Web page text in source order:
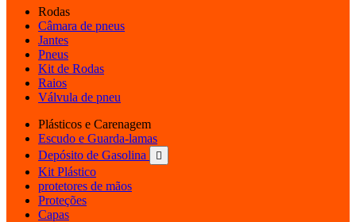
Rodas
Câmara de pneus
Jantes
Pneus
Kit de Rodas
Raios
Válvula de pneu
Plásticos e Carenagem
Escudo e Guarda-lamas
Depósito de Gasolina

Kit Plástico
protetores de mãos
Proteções
Capas